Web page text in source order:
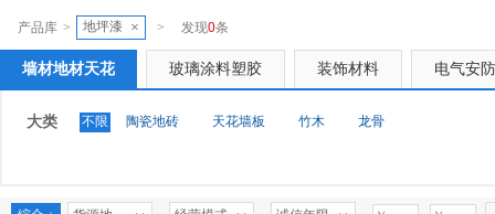
产品库 > 地坪漆 × > 发现0条
墙材地材天花 玻璃涂料塑胶 装饰材料 电气安
大类 不限 陶瓷地砖 天花墙板 竹木 龙骨